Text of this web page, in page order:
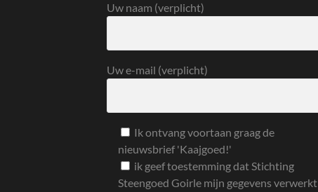
Uw naam (verplicht)
Uw e-mail (verplicht)
Ik ontvang voortaan graag de
nieuwsbrief 'Kaajgoed!'
ik geef toestemming dat Stichting
Steengoed Goirle mijn gegevens verwerkt